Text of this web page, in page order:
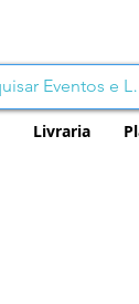
Livraria